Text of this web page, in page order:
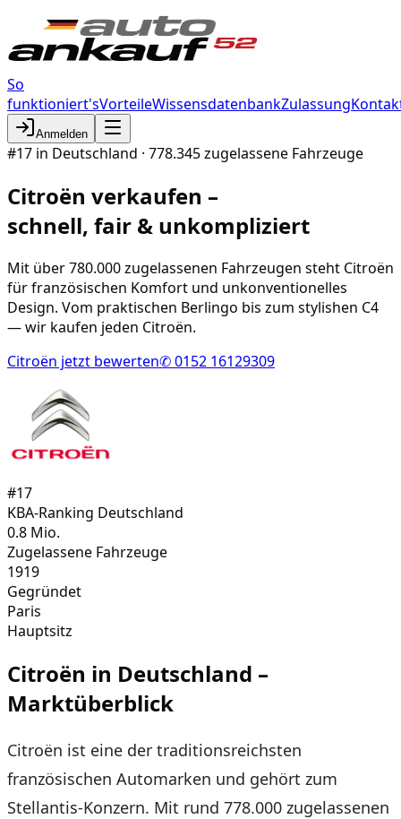
So
funktioniert'sVorteileWissensdatenbankZulassung
Anmelden
#17 in Deutschland · 778.345zugelassene Fahrzeuge
Citroën verkaufen –
schnell, fair & unkompliziert
Mit über 780.000 zugelassenen Fahrzeugen steht Citroën
für französischen Komfort und unkonventionelles
Design. Vom praktischen Berlingo bis zum stylishen C4
— wir kaufen jeden Citroën.
Citroën jetzt bewerten✆ 0152 16129309
#17
KBA-Ranking Deutschland
0.8 Mio.
Zugelassene Fahrzeuge
1919
Gegründet
Paris
Hauptsitz
Citroën in Deutschland –
Marktüberblick
Citroën ist eine der traditionsreichsten
französischen Automarken und gehört zum
Stellantis-Konzern. Mit rund 778.000 zugelassenen